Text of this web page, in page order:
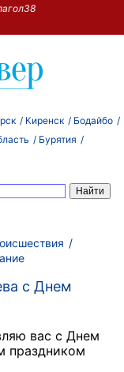
Киренск
Бодайбо
Бурятия
с Днем
вас с Днем
праздником